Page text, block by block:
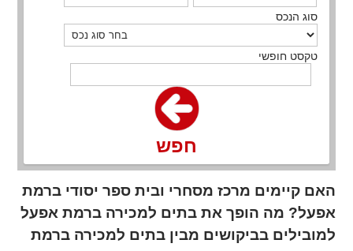
סוג הנכס
טקסט חופשי
חפש
האם קיימים מרכז מסחרי ובית ספר יסודי ברמת
אפעל? מה הופך את בתים למכירה ברמת אפעל
למובילים בביקושים מבין בתים למכירה ברמת